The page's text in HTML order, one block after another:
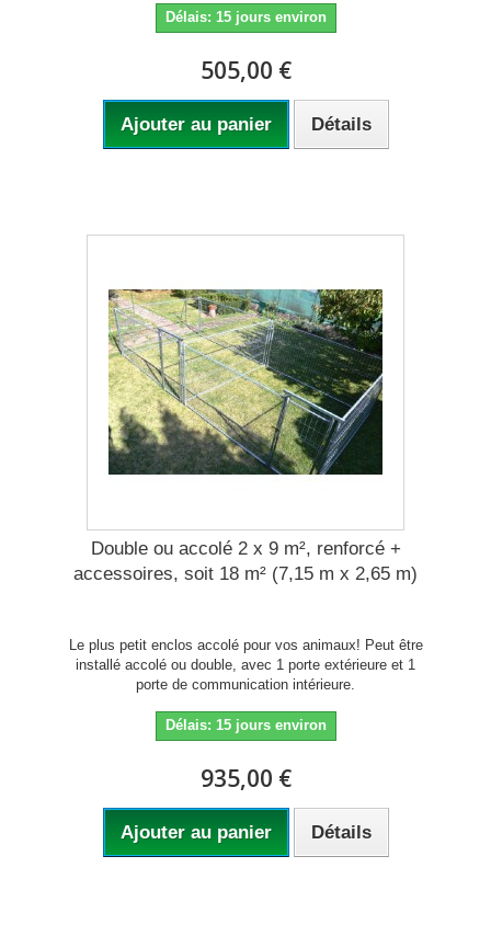
Délais: 15 jours environ
505,00 €
Ajouter au panier Détails
Double ou accolé 2 x 9 m², renforcé +
accessoires, soit 18 m² (7,15 m x 2,65 m)
Le plus petit enclos accolé pour vos animaux! Peut être
installé accolé ou double, avec 1 porte extérieure et 1
porte de communication intérieure.
Délais: 15 jours environ
935,00 €
Ajouter au panier Détails